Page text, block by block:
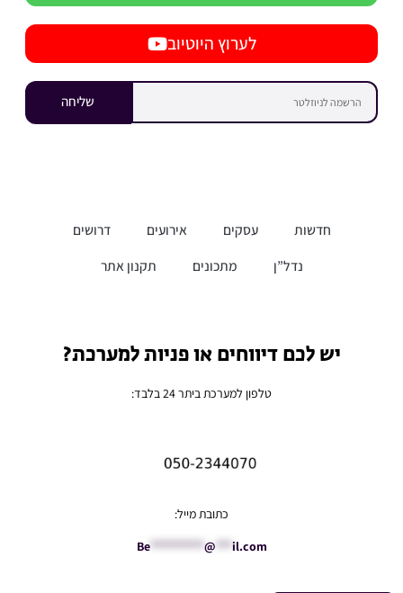
לערוץ היוטיוב
שליחה
חדשות עסקים אירועים
דרושים
נדל”ן
מתכונים תקנון אתר
יש לכם דיווחים או פניות למערכת?
טלפון למערכת ביתר 24 בלבד:
כתובת מייל:
Be********** @ *** il.com